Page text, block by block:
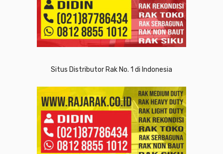
Situs Distributor Rak No. 1 di Indonesia